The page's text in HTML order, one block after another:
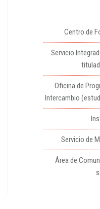
Centro de
Servicio
Oficina de
Intercambio
Servicio de
Área de